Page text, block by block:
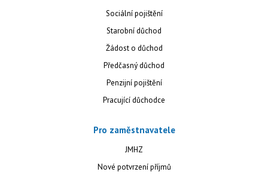
Sociální pojištění
Starobní důchod
Žádost o důchod
Předčasný důchod
Penzijní pojištění
Pracující důchodce
Pro zaměstnavatele
JMHZ
Nové potvrzení příjmů